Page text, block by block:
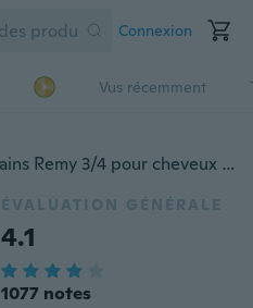
Connexion
Vus récemment
Extensions de cheveux humains Remy 3/4 pour cheveux 3/4 pour cheveux de tête pour l'été.
ÉVALUATION GÉNÉRALE
4.1
1077 notes